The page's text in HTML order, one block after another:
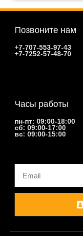
Позвоните нам
+7-707-553-97-43
+7-7252-57-48-70
Часы работы
пн-пт: 09:00-18:00
сб: 09:00-17:00
вс: 09:00-15:00
Email